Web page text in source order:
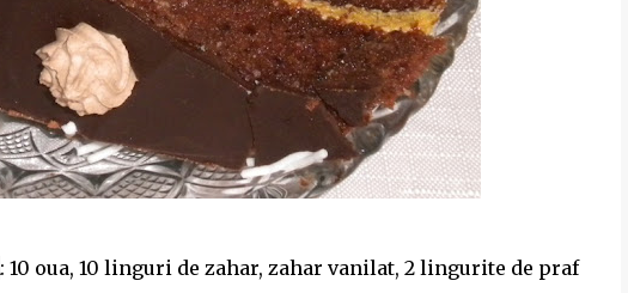
: 10 oua, 10 linguri de zahar, zahar vanilat, 2 lingurite de praf